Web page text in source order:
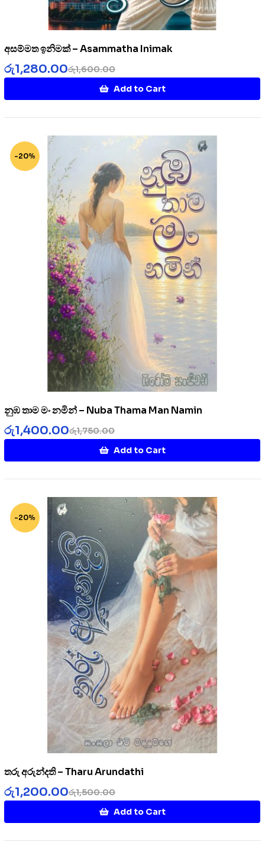
අසම්මත ඉනිමක් – Asammatha Inimak
රු1,600.00
රු1,280.00
Add to Cart
-20%
නුඹ තාම මං නමින් – Nuba Thama Man Namin
රු1,750.00
රු1,400.00
Add to Cart
-20%
තරු අරුන්දති – Tharu Arundathi
රු1,500.00
රු1,200.00
Add to Cart